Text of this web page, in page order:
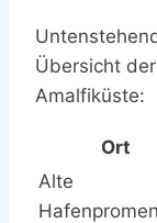
Übersicht
Amalfiküste:
Ort
Alte